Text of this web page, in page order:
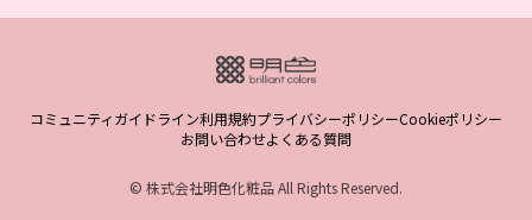
コミュニティガイドライン利用規約プライバシーポリシーCookieポリシー
お問い合わせよくある質問
© 株式会社明色化粧品 All Rights Reserved.